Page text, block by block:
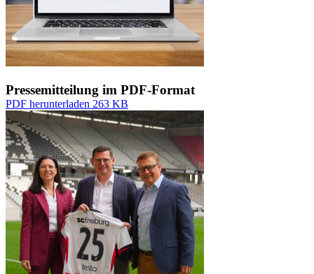
Pressemitteilung im PDF-Format
PDF herunterladen 263 KB